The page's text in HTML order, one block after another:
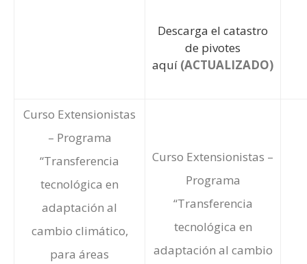
Descarga el catastro
de pivotes
aquí (ACTUALIZADO)
Curso Extensionistas
– Programa
“Transferencia
tecnológica en
adaptación al
cambio climático,
para áreas
Curso Extensionistas –
Programa
“Transferencia
tecnológica en
adaptación al cambio